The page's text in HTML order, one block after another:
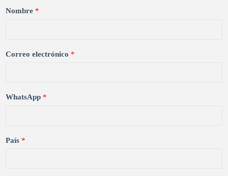
Nombre *
Correo electrónico *
WhatsApp *
País *